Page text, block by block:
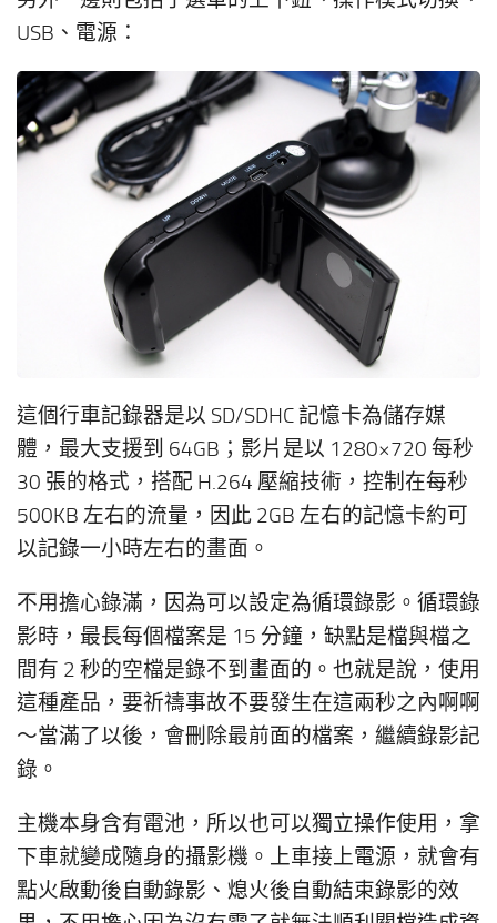
USB、電源：
這個行車記錄器是以 SD/SDHC 記憶卡為儲存媒
體，最大支援到 64GB；影片是以 1280×720 每秒
30 張的格式，搭配 H.264 壓縮技術，控制在每秒
500KB 左右的流量，因此 2GB 左右的記憶卡約可
以記錄一小時左右的畫面。
不用擔心錄滿，因為可以設定為循環錄影。循環錄
影時，最長每個檔案是 15 分鐘，缺點是檔與檔之
間有 2 秒的空檔是錄不到畫面的。也就是說，使用
這種產品，要祈禱事故不要發生在這兩秒之內啊啊
～當滿了以後，會刪除最前面的檔案，繼續錄影記
錄。
主機本身含有電池，所以也可以獨立操作使用，拿
下車就變成隨身的攝影機。上車接上電源，就會有
點火啟動後自動錄影、熄火後自動結束錄影的效